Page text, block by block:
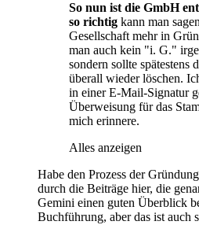
So nun ist die GmbH
so richtig kann man
Gesellschaft mehr in
man auch kein "i. G."
sondern sollte spätestens
überall wieder löschen.
in einer E-Mail-Signatur
Überweisung für das
mich erinnere.
Alles anzeigen
Habe den Prozess der
durch die Beiträge hier, die
Gemini einen guten Überblick
Buchführung, aber das ist auch